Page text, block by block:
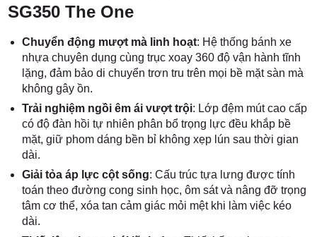
SG350 The One
Chuyển động mượt mà linh hoạt: Hệ thống bánh xe
nhựa chuyên dụng cùng trục xoay 360 độ vận hành tĩnh
lặng, đảm bảo di chuyển trơn tru trên mọi bề mặt sàn mà
không gây ồn.
Trải nghiệm ngồi êm ái vượt trội: Lớp đệm mút cao cấp
có độ đàn hồi tự nhiên phân bổ trọng lực đều khắp bề
mặt, giữ phom dáng bền bỉ không xẹp lún sau thời gian
dài.
Giải tỏa áp lực cột sống: Cấu trúc tựa lưng được tính
toán theo đường cong sinh học, ôm sát và nâng đỡ trọng
tâm cơ thể, xóa tan cảm giác mỏi mệt khi làm việc kéo
dài.